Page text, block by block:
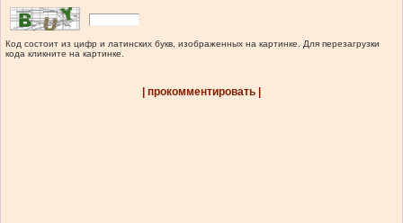
Код состоит из цифр и латинских букв, изображенных на картинке. Для перезагрузки
кода кликните на картинке.
| прокомментировать |